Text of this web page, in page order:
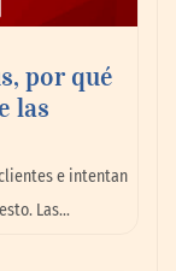
de
por qué
las
e intentan
Las…